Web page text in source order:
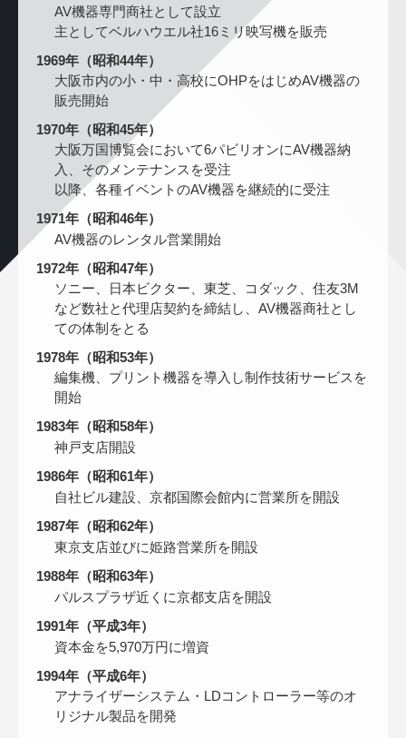
AV機器専門商社として設立
主としてベルハウエル社16ミリ映写機を販売
1969年（昭和44年）
大阪市内の小・中・高校にOHPをはじめAV機器の
販売開始
1970年（昭和45年）
大阪万国博覧会において6パビリオンにAV機器納
入、そのメンテナンスを受注
以降、各種イベントのAV機器を継続的に受注
1971年（昭和46年）
AV機器のレンタル営業開始
1972年（昭和47年）
ソニー、日本ビクター、東芝、コダック、住友3M
など数社と代理店契約を締結し、AV機器商社とし
ての体制をとる
1978年（昭和53年）
編集機、プリント機器を導入し制作技術サービスを
開始
1983年（昭和58年）
神戸支店開設
1986年（昭和61年）
自社ビル建設、京都国際会館内に営業所を開設
1987年（昭和62年）
東京支店並びに姫路営業所を開設
1988年（昭和63年）
パルスプラザ近くに京都支店を開設
1991年（平成3年）
資本金を5,970万円に増資
1994年（平成6年）
アナライザーシステム・LDコントローラー等のオ
リジナル製品を開発